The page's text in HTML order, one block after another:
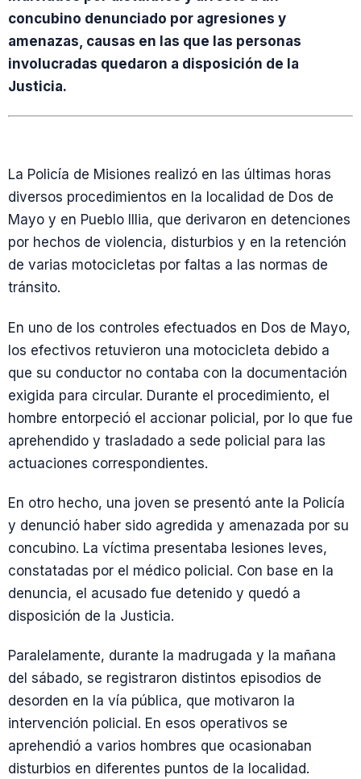
concubino denunciado por agresiones y
amenazas, causas en las que las personas
involucradas quedaron a disposición de la
Justicia.
La Policía de Misiones realizó en las últimas horas
diversos procedimientos en la localidad de Dos de
Mayo y en Pueblo Illia, que derivaron en detenciones
por hechos de violencia, disturbios y en la retención
de varias motocicletas por faltas a las normas de
tránsito.
En uno de los controles efectuados en Dos de Mayo,
los efectivos retuvieron una motocicleta debido a
que su conductor no contaba con la documentación
exigida para circular. Durante el procedimiento, el
hombre entorpeció el accionar policial, por lo que fue
aprehendido y trasladado a sede policial para las
actuaciones correspondientes.
En otro hecho, una joven se presentó ante la Policía
y denunció haber sido agredida y amenazada por su
concubino. La víctima presentaba lesiones leves,
constatadas por el médico policial. Con base en la
denuncia, el acusado fue detenido y quedó a
disposición de la Justicia.
Paralelamente, durante la madrugada y la mañana
del sábado, se registraron distintos episodios de
desorden en la vía pública, que motivaron la
intervención policial. En esos operativos se
aprehendió a varios hombres que ocasionaban
disturbios en diferentes puntos de la localidad.